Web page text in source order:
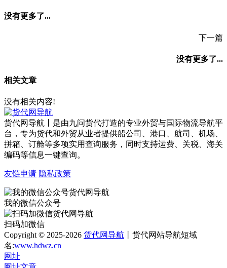
没有更多了...
下一篇
没有更多了...
相关文章
没有相关内容!
货代网导航丨是由九问货代打造的专业外贸与国际物流导航平
台，专为货代和外贸从业者提供船公司、港口、航司、机场、
拼箱、订舱等多项实用查询服务，同时支持运费、关税、海关
编码等信息一键查询。
友链申请 隐私政策
我的微信公众号
扫码加微信
Copyright © 2025-2026 货代网导航 丨货代网站导航短域
名:www.hdwz.cn
网址